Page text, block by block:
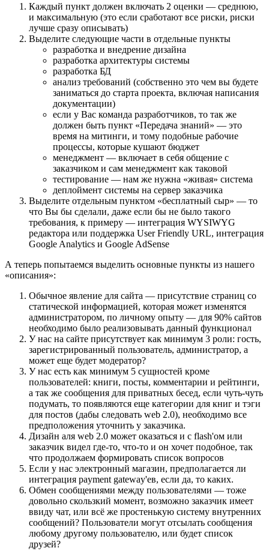
Каждый пункт должен включать 2 оценки — среднюю,
и максимальную (это если сработают все риски, риски
лучше сразу описывать)
Выделите следующие части в отдельные пункты
разработка и внедрение дизайна
разработка архитектуры системы
разработка БД
анализ требований (собственно это чем вы будете
заниматься до старта проекта, включая написания
документации)
если у Вас команда разработчиков, то так же
должен быть пункт «Передача знаний» — это
время на митинги, и тому подобные рабочие
процессы, которые кушают бюджет
менеджмент — включает в себя общение с
заказчиком и сам менеджмент как таковой
тестирование — нам же нужна «живая» система
деплоймент системы на сервер заказчика
Выделите отдельным пунктом «бесплатный сыр» — то
что Вы бы сделали, даже если бы не было такого
требования, к примеру — интеграция WYSIWYG
редактора или поддержка User Friendly URL, интеграция
Google Analytics и Google AdSense
А теперь попытаемся выделить основные пункты из нашего
«описания»:
Обычное явление для сайта — присутствие страниц со
статической информацией, которая может изменятся
администратором, по личному опыту — для 90% сайтов
необходимо было реализовывать данный функционал
У нас на сайте присутствует как минимум 3 роли: гость,
зарегистрированный пользователь, администратор, а
может еще будет модератор?
У нас есть как минимум 5 сущностей кроме
пользователей: книги, посты, комментарии и рейтинги,
а так же сообщения для приватных бесед, если чуть-чуть
подумать, то появляются еще категории для книг и тэги
для постов (дабы следовать web 2.0), необходимо все
предположения уточнить у заказчика.
Дизайн аля web 2.0 может оказаться и с flash'ом или
заказчик видел где-то, что-то и он хочет подобное, так
что продолжаем формировать список вопросов
Если у нас электронный магазин, предполагается ли
интеграция payment gateway'ев, если да, то каких.
Обмен сообщениями между пользователями — тоже
довольно скользкий момент, возможно заказчик имеет
ввиду чат, или всё же простенькую систему внутренних
сообщений? Пользователи могут отсылать сообщения
любому другому пользователю, или будет список
друзей?